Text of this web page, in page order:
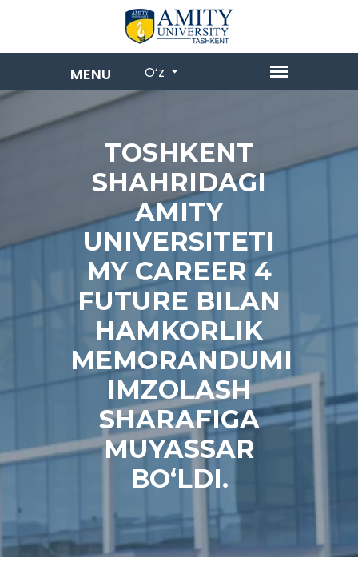
O‘z
TOSHKENT
SHAHRIDAGI
AMITY
UNIVERSITETI
MY CAREER 4
FUTURE BILAN
HAMKORLIK
MEMORANDUMI
IMZOLASH
SHARAFIGA
MUYASSAR
BO‘LDI.